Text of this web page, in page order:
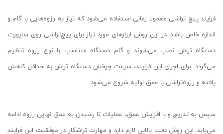
فرایند پیچ تراشی معمولا زمانی استفاده می‌شود که نیاز به رزوه‌هایی با گام و
اندازه خاص باشد. در این روش ابزارهای مورد نیاز برای پیچ‌تراشی روی ساپورت
دستگاه تراش نصب می‌شوند و گام دستگاه متناسب با نوع رزوه تنظیم
می‌گردد. برای اجرای این فرایند، سرعت چرخش دستگاه تراش به حداقل کاهش
یافته و رزوه‌تراشی با عمق اولیه شروع می‌شود.
سپس به ‌تدریج و با افزایش عمق، عملیات تا رسیدن به عمق نهایی رزوه ادامه
می‌یابد. این روش دقت بالایی لازم دارد و مهارت تراشکار در موفقیت این فرایند